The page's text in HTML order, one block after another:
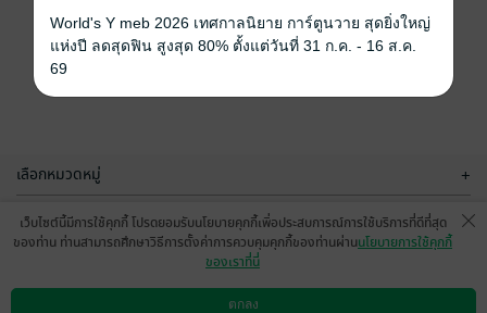
เลือกหมวดหมู่ +
บริการช่วยเหลือ +
เว็บไซต์นี้มีการใช้คุกกี้ โปรดยอมรับนโยบายคุกกี้เพื่อประสบการณ์การใช้บริการที่ดีที่สุด
ของท่าน ท่านสามารถศึกษาวิธีการตั้งค่าการควบคุมคุกกี้ของท่านผ่านนโยบายการใช้คุกกี้
ของเราที่นี่
ตกลง
World's Y meb 2026 เทศกาลนิยาย การ์ตูนวาย สุดยิ่งใหญ่
แห่งปี ลดสุดฟิน สูงสุด 80% ตั้งแต่วันที่ 31 ก.ค. - 16 ส.ค.
69